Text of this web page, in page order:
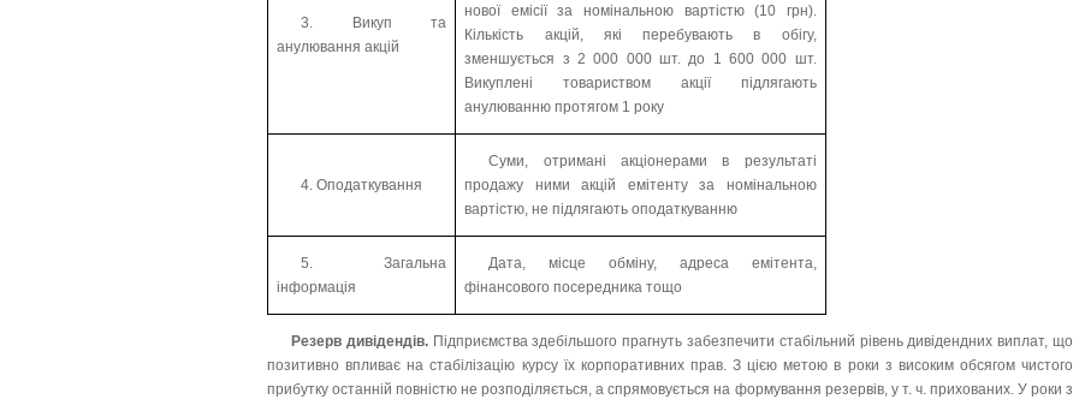
3. Викуп та
анулювання акцій
нової емісії за номінальною вартістю (10 грн).
Кількість акцій, які перебувають в обігу,
зменшується з 2 000 000 шт. до 1 600 000 шт.
Викуплені товариством акції підлягають
анулюванню протягом 1 року
4. Оподаткування
Суми, отримані акціонерами в результаті
продажу ними акцій емітенту за номінальною
вартістю, не підлягають оподаткуванню
5. Загальна
інформація
Дата, місце обміну, адреса емітента,
фінансового посередника тощо
Резерв дивідендів. Підприємства здебільшого прагнуть забезпечити стабільний рівень дивідендних виплат, що
позитивно впливає на стабілізацію курсу їх корпоративних прав. З цією метою в роки з високим обсягом чистого
прибутку останній повністю не розподіляється, а спрямовується на формування резервів, у т. ч. прихованих. У роки з